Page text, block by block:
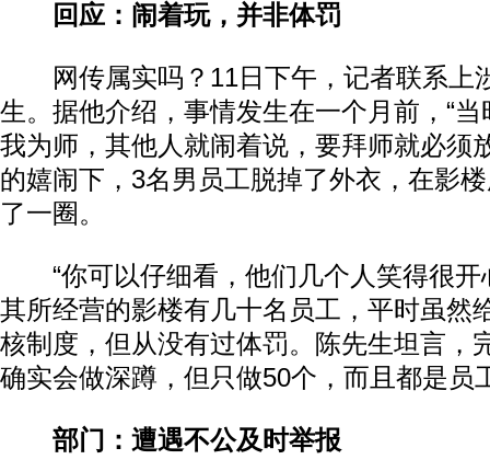
回应：闹着玩，并非体罚
网传属实吗？11日下午，记者联系上
生。据他介绍，事情发生在一个月前，“
我为师，其他人就闹着说，要拜师就必
的嬉闹下，3名男员工脱掉了外衣，在影
了一圈。
“你可以仔细看，他们几个人笑得很开
其所经营的影楼有几十名员工，平时虽然
核制度，但从没有过体罚。陈先生坦言，
确实会做深蹲，但只做50个，而且都是员
部门：遭遇不公及时举报